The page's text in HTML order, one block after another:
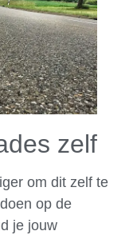
zelf
om dit zelf te
op de
je jouw